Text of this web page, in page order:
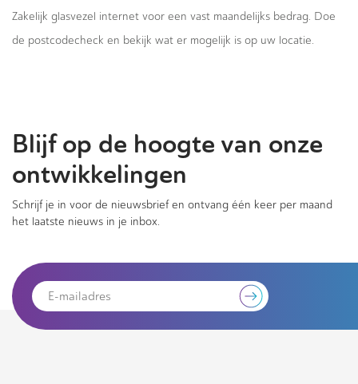
Zakelijk glasvezel internet voor een vast maandelijks bedrag. Doe
de postcodecheck en bekijk wat er mogelijk is op uw locatie.
Blijf op de hoogte van onze
ontwikkelingen
Schrijf je in voor de nieuwsbrief en ontvang één keer per maand
het laatste nieuws in je inbox.